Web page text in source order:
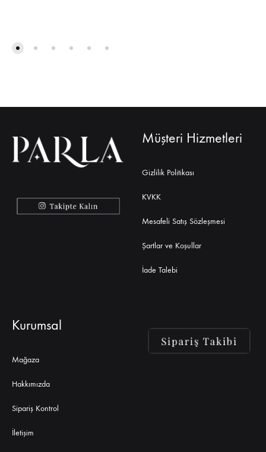
Müşteri Hizmetleri
Gizlilik Politikası
KVKK
Mesafeli Satış Sözleşmesi
Şartlar ve Koşullar
İade Talebi
Kurumsal
Mağaza
Hakkımızda
Sipariş Kontrol
İletişim